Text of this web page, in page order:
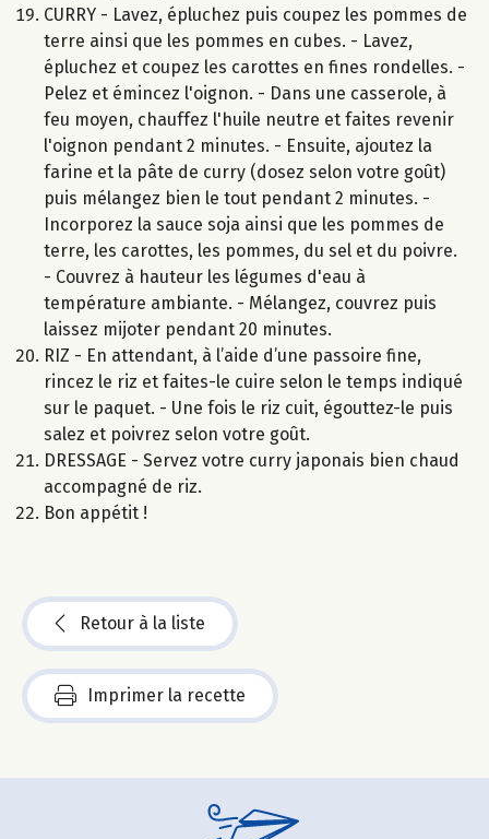
CURRY - Lavez, épluchez puis coupez les pommes de
terre ainsi que les pommes en cubes. - Lavez,
épluchez et coupez les carottes en fines rondelles. -
Pelez et émincez l'oignon. - Dans une casserole, à
feu moyen, chauffez l'huile neutre et faites revenir
l'oignon pendant 2 minutes. - Ensuite, ajoutez la
farine et la pâte de curry (dosez selon votre goût)
puis mélangez bien le tout pendant 2 minutes. -
Incorporez la sauce soja ainsi que les pommes de
terre, les carottes, les pommes, du sel et du poivre.
- Couvrez à hauteur les légumes d'eau à
température ambiante. - Mélangez, couvrez puis
laissez mijoter pendant 20 minutes.
RIZ - En attendant, à l’aide d’une passoire fine,
rincez le riz et faites-le cuire selon le temps indiqué
sur le paquet. - Une fois le riz cuit, égouttez-le puis
salez et poivrez selon votre goût.
DRESSAGE - Servez votre curry japonais bien chaud
accompagné de riz.
Bon appétit !
Retour à la liste
Imprimer la recette